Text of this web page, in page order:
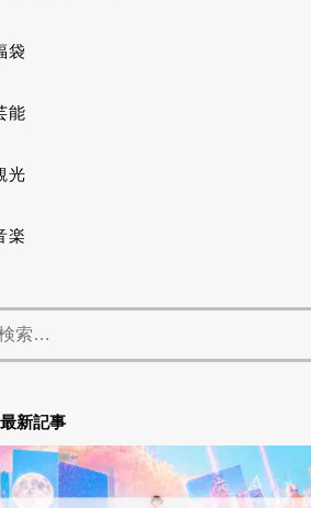
袋
能
光
楽
最新記事